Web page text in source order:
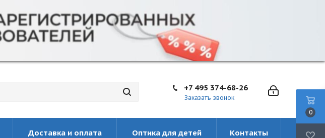
+7 495 374-68-26
Заказать звонок
Доставка и оплата Оптика для детей Контакты
0